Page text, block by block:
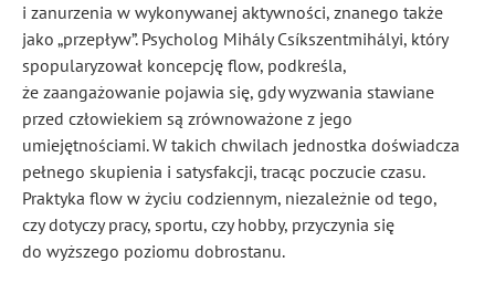
i zanurzenia w wykonywanej aktywności, znanego także
jako „przepływ”. Psycholog Mihály Csíkszentmihályi, który
spopularyzował koncepcję flow, podkreśla,
że zaangażowanie pojawia się, gdy wyzwania stawiane
przed człowiekiem są zrównoważone z jego
umiejętnościami. W takich chwilach jednostka doświadcza
pełnego skupienia i satysfakcji, tracąc poczucie czasu.
Praktyka flow w życiu codziennym, niezależnie od tego,
czy dotyczy pracy, sportu, czy hobby, przyczynia się
do wyższego poziomu dobrostanu.